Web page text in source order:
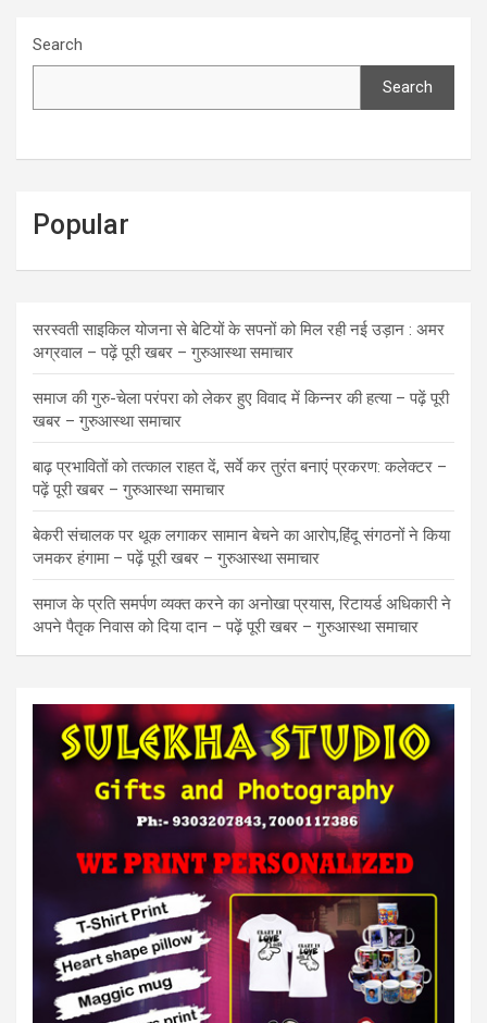
Search
Search
Popular
सरस्वती साइकिल योजना से बेटियों के सपनों को मिल रही नई उड़ान : अमर
अग्रवाल – पढ़ें पूरी खबर – गुरुआस्था समाचार
समाज की गुरु-चेला परंपरा को लेकर हुए विवाद में किन्नर की हत्या – पढ़ें पूरी
खबर – गुरुआस्था समाचार
बाढ़ प्रभावितों को तत्काल राहत दें, सर्वे कर तुरंत बनाएं प्रकरण: कलेक्टर –
पढ़ें पूरी खबर – गुरुआस्था समाचार
बेकरी संचालक पर थूक लगाकर सामान बेचने का आरोप,हिंदू संगठनों ने किया
जमकर हंगामा – पढ़ें पूरी खबर – गुरुआस्था समाचार
समाज के प्रति समर्पण व्यक्त करने का अनोखा प्रयास, रिटायर्ड अधिकारी ने
अपने पैतृक निवास को दिया दान – पढ़ें पूरी खबर – गुरुआस्था समाचार